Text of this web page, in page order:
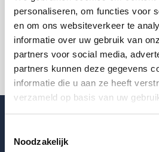
personaliseren, om functies voor
en om ons websiteverkeer te
informatie over uw gebruik van
partners voor social media,
partners kunnen deze gegevens
informatie die u aan ze heeft
verzameld op basis van uw
Noodzakelijk
Terug naar
Blogpost